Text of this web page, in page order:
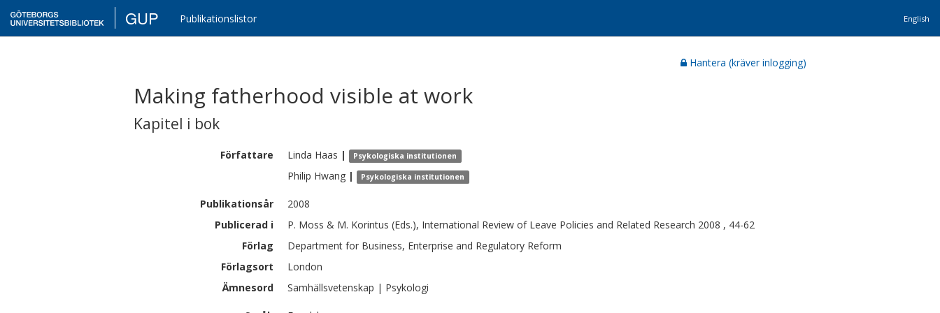
GUP Publikationslistor English
Hantera (kräver inlogging)
Making fatherhood visible at work
Kapitel i bok
Författare Linda Haas | Psykologiska institutionen
Philip Hwang | Psykologiska institutionen
Publikationsår
2008
Publicerad i
P. Moss & M. Korintus (Eds.), International Review of Leave Policies and Related Research 2008 , 44-62
Förlag
Department for Business, Enterprise and Regulatory Reform
Förlagsort
London
Ämnesord
Samhällsvetenskap | Psykologi